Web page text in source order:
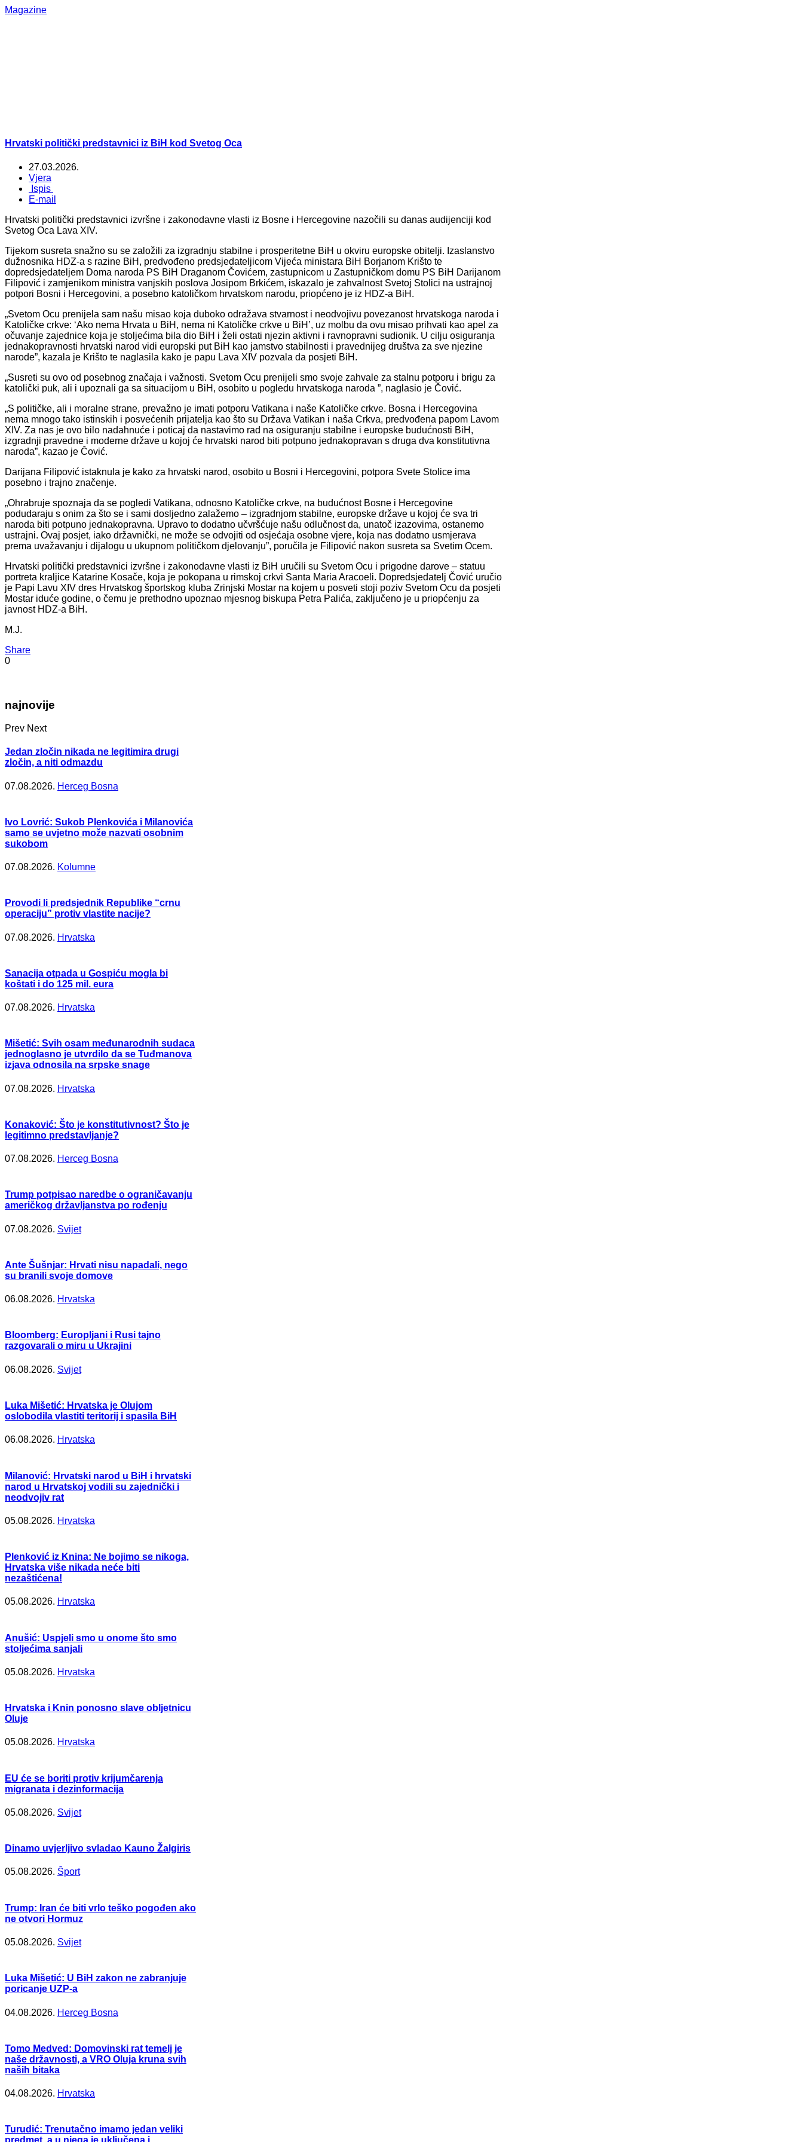
Magazine
Hrvatski politički predstavnici iz BiH kod Svetog Oca
27.03.2026.
Vjera
Ispis
E-mail
Hrvatski politički predstavnici izvršne i zakonodavne vlasti iz Bosne i Hercegovine nazočili su danas audijenciji kod
Svetog Oca Lava XIV.
Tijekom susreta snažno su se založili za izgradnju stabilne i prosperitetne BiH u okviru europske obitelji. Izaslanstvo
dužnosnika HDZ-a s razine BiH, predvođeno predsjedateljicom Vijeća ministara BiH Borjanom Krišto te
dopredsjedateljem Doma naroda PS BiH Draganom Čovićem, zastupnicom u Zastupničkom domu PS BiH Darijanom
Filipović i zamjenikom ministra vanjskih poslova Josipom Brkićem, iskazalo je zahvalnost Svetoj Stolici na ustrajnoj
potpori Bosni i Hercegovini, a posebno katoličkom hrvatskom narodu, priopćeno je iz HDZ-a BiH.
„Svetom Ocu prenijela sam našu misao koja duboko odražava stvarnost i neodvojivu povezanost hrvatskoga naroda i
Katoličke crkve: ‘Ako nema Hrvata u BiH, nema ni Katoličke crkve u BiH’, uz molbu da ovu misao prihvati kao apel za
očuvanje zajednice koja je stoljećima bila dio BiH i želi ostati njezin aktivni i ravnopravni sudionik. U cilju osiguranja
jednakopravnosti hrvatski narod vidi europski put BiH kao jamstvo stabilnosti i pravednijeg društva za sve njezine
narode”, kazala je Krišto te naglasila kako je papu Lava XIV pozvala da posjeti BiH.
„Susreti su ovo od posebnog značaja i važnosti. Svetom Ocu prenijeli smo svoje zahvale za stalnu potporu i brigu za
katolički puk, ali i upoznali ga sa situacijom u BiH, osobito u pogledu hrvatskoga naroda ”, naglasio je Čović.
„S političke, ali i moralne strane, prevažno je imati potporu Vatikana i naše Katoličke crkve. Bosna i Hercegovina
nema mnogo tako istinskih i posvećenih prijatelja kao što su Država Vatikan i naša Crkva, predvođena papom Lavom
XIV. Za nas je ovo bilo nadahnuće i poticaj da nastavimo rad na osiguranju stabilne i europske budućnosti BiH,
izgradnji pravedne i moderne države u kojoj će hrvatski narod biti potpuno jednakopravan s druga dva konstitutivna
naroda”, kazao je Čović.
Darijana Filipović istaknula je kako za hrvatski narod, osobito u Bosni i Hercegovini, potpora Svete Stolice ima
posebno i trajno značenje.
„Ohrabruje spoznaja da se pogledi Vatikana, odnosno Katoličke crkve, na budućnost Bosne i Hercegovine
podudaraju s onim za što se i sami dosljedno zalažemo – izgradnjom stabilne, europske države u kojoj će sva tri
naroda biti potpuno jednakopravna. Upravo to dodatno učvršćuje našu odlučnost da, unatoč izazovima, ostanemo
ustrajni. Ovaj posjet, iako državnički, ne može se odvojiti od osjećaja osobne vjere, koja nas dodatno usmjerava
prema uvažavanju i dijalogu u ukupnom političkom djelovanju”, poručila je Filipović nakon susreta sa Svetim Ocem.
Hrvatski politički predstavnici izvršne i zakonodavne vlasti iz BiH uručili su Svetom Ocu i prigodne darove – statuu
portreta kraljice Katarine Kosače, koja je pokopana u rimskoj crkvi Santa Maria Aracoeli. Dopredsjedatelj Čović uručio
je Papi Lavu XIV dres Hrvatskog športskog kluba Zrinjski Mostar na kojem u posveti stoji poziv Svetom Ocu da posjeti
Mostar iduće godine, o čemu je prethodno upoznao mjesnog biskupa Petra Palića, zaključeno je u priopćenju za
javnost HDZ-a BiH.
M.J.
Share
0
najnovije
Prev Next
Jedan zločin nikada ne legitimira drugi
zločin, a niti odmazdu
07.08.2026. Herceg Bosna
Ivo Lovrić: Sukob Plenkovića i Milanovića
samo se uvjetno može nazvati osobnim
sukobom
07.08.2026. Kolumne
Provodi li predsjednik Republike “crnu
operaciju” protiv vlastite nacije?
07.08.2026. Hrvatska
Sanacija otpada u Gospiću mogla bi
koštati i do 125 mil. eura
07.08.2026. Hrvatska
Mišetić: Svih osam međunarodnih sudaca
jednoglasno je utvrdilo da se Tuđmanova
izjava odnosila na srpske snage
07.08.2026. Hrvatska
Konaković: Što je konstitutivnost? Što je
legitimno predstavljanje?
07.08.2026. Herceg Bosna
Trump potpisao naredbe o ograničavanju
američkog državljanstva po rođenju
07.08.2026. Svijet
Ante Šušnjar: Hrvati nisu napadali, nego
su branili svoje domove
06.08.2026. Hrvatska
Bloomberg: Europljani i Rusi tajno
razgovarali o miru u Ukrajini
06.08.2026. Svijet
Luka Mišetić: Hrvatska je Olujom
oslobodila vlastiti teritorij i spasila BiH
06.08.2026. Hrvatska
Milanović: Hrvatski narod u BiH i hrvatski
narod u Hrvatskoj vodili su zajednički i
neodvojiv rat
05.08.2026. Hrvatska
Plenković iz Knina: Ne bojimo se nikoga,
Hrvatska više nikada neće biti
nezaštićena!
05.08.2026. Hrvatska
Anušić: Uspjeli smo u onome što smo
stoljećima sanjali
05.08.2026. Hrvatska
Hrvatska i Knin ponosno slave obljetnicu
Oluje
05.08.2026. Hrvatska
EU će se boriti protiv krijumčarenja
migranata i dezinformacija
05.08.2026. Svijet
Dinamo uvjerljivo svladao Kauno Žalgiris
05.08.2026. Šport
Trump: Iran će biti vrlo teško pogođen ako
ne otvori Hormuz
05.08.2026. Svijet
Luka Mišetić: U BiH zakon ne zabranjuje
poricanje UZP-a
04.08.2026. Herceg Bosna
Tomo Medved: Domovinski rat temelj je
naše državnosti, a VRO Oluja kruna svih
naših bitaka
04.08.2026. Hrvatska
Turudić: Trenutačno imamo jedan veliki